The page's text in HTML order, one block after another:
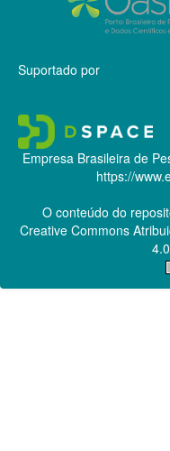
Suportado por
Empresa Brasileira de
https://
O conteúdo do
Creative Commons